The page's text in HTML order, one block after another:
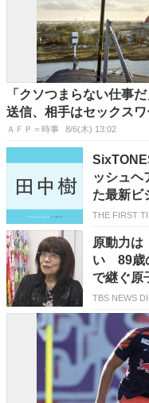
「クソつまらない仕事
送信、相手はセックス
ＡＦＰ＝時事 8/6(木) 13:02
ッシュヘ
た最新ビ
「破壊力
THE FIRST
原動力は
い 89歳
で継ぐ原
「原爆の
TBS NEWS